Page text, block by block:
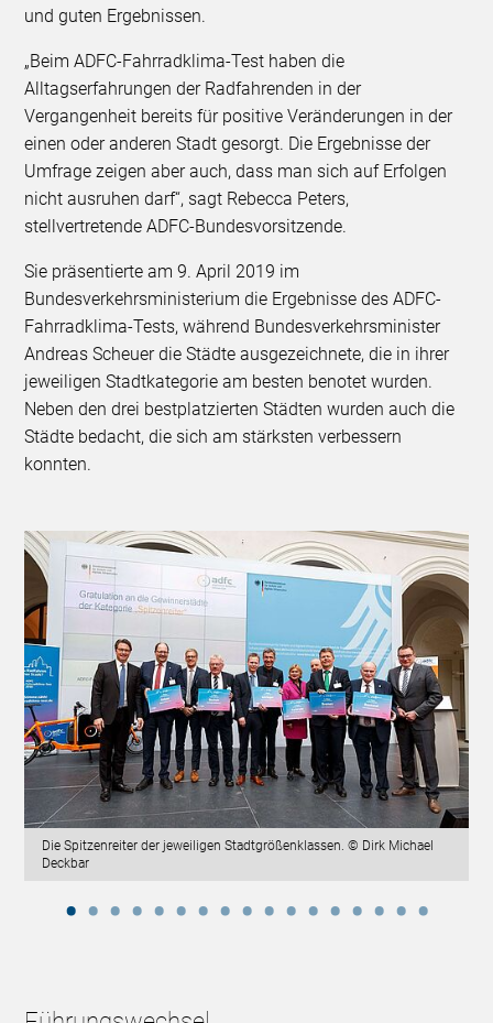
und guten Ergebnissen.
„Beim ADFC-Fahrradklima-Test haben die
Alltagserfahrungen der Radfahrenden in der
Vergangenheit bereits für positive Veränderungen in der
einen oder anderen Stadt gesorgt. Die Ergebnisse der
Umfrage zeigen aber auch, dass man sich auf Erfolgen
nicht ausruhen darf“, sagt Rebecca Peters,
stellvertretende ADFC-Bundesvorsitzende.
Sie präsentierte am 9. April 2019 im
Bundesverkehrsministerium die Ergebnisse des ADFC-
Fahrradklima-Tests, während Bundesverkehrsminister
Andreas Scheuer die Städte ausgezeichnete, die in ihrer
jeweiligen Stadtkategorie am besten benotet wurden.
Neben den drei bestplatzierten Städten wurden auch die
Städte bedacht, die sich am stärksten verbessern
konnten.
Die Spitzenreiter der jeweiligen Stadtgrößenklassen. © Dirk Michael
Deckbar